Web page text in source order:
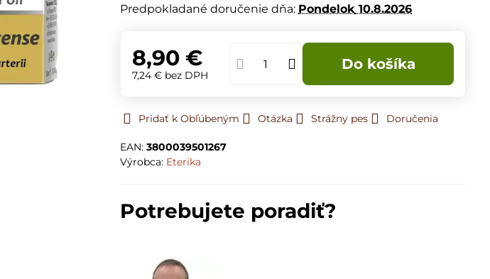
Predpokladané doručenie dňa: Pondelok 10.8.2026
8,90 €
7,24 € bez DPH
Do košíka
Pridať k Obľúbeným Otázka Strážny pes Doručenia
EAN:3800039501267
Výrobca: Eterika
Potrebujete poradiť?